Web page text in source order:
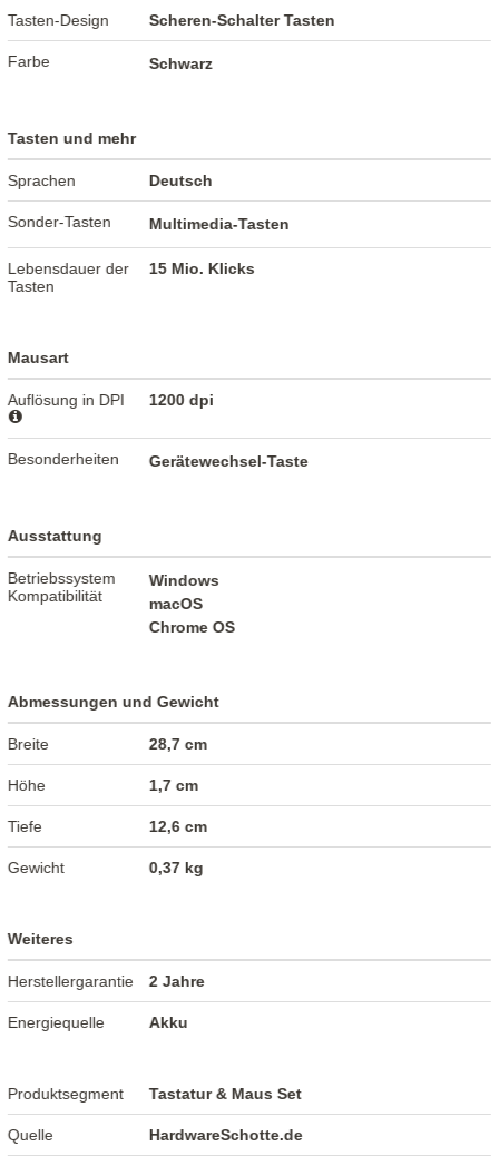
Tasten-Design Scheren-Schalter Tasten
Farbe Schwarz
Tasten und mehr
Sprachen Deutsch
Sonder-Tasten Multimedia-Tasten
Lebensdauer der
Tasten
15 Mio. Klicks
Mausart
Auflösung in DPI 1200 dpi
Besonderheiten Gerätewechsel-Taste
Ausstattung
Betriebssystem
Kompatibilität
Windows
macOS
Chrome OS
Abmessungen und Gewicht
Breite 28,7 cm
Höhe 1,7 cm
Tiefe 12,6 cm
Gewicht 0,37 kg
Weiteres
Herstellergarantie 2 Jahre
Energiequelle Akku
Produktsegment Tastatur & Maus Set
Quelle HardwareSchotte.de